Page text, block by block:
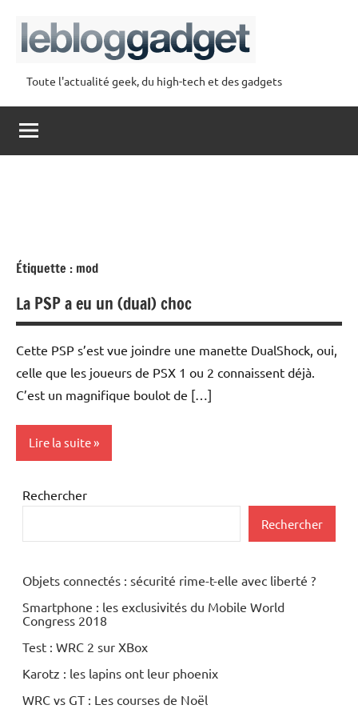
contenu
lebloggadget
Toute l'actualité geek, du high-tech et des gadgets
Étiquette : mod
La PSP a eu un (dual) choc
Cette PSP s’est vue joindre une manette DualShock, oui,
celle que les joueurs de PSX 1 ou 2 connaissent déjà.
C’est un magnifique boulot de […]
Lire la suite
Inclassables
Rechercher
Rechercher
Objets connectés : sécurité rime-t-elle avec liberté ?
Smartphone : les exclusivités du Mobile World
Congress 2018
Test : WRC 2 sur XBox
Karotz : les lapins ont leur phoenix
WRC vs GT : Les courses de Noël